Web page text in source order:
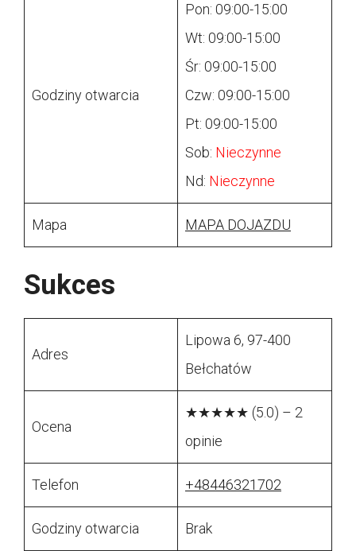
Godziny otwarcia
Pon: 09:00-15:00
Wt: 09:00-15:00
Śr: 09:00-15:00
Czw: 09:00-15:00
Pt: 09:00-15:00
Sob: Nieczynne
Nd: Nieczynne
Mapa MAPA DOJAZDU
Sukces
Adres
Lipowa 6, 97-400
Bełchatów
Ocena
★★★★★ (5.0) – 2
opinie
Telefon +48446321702
Godziny otwarcia Brak